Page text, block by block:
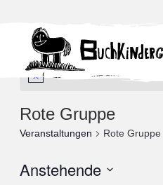
Es sind keine anstehenden
Rote Gruppe
Veranstaltungen Rote Gruppe
Anstehende